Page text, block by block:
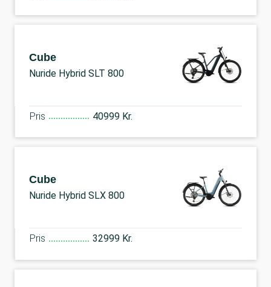
Cube
Nuride Hybrid SLT 800
Pris 40999 Kr.
Cube
Nuride Hybrid SLX 800
Pris 32999 Kr.